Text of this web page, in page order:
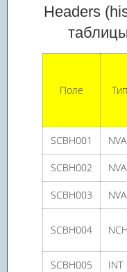
Headers
Поле
SCBH001
SCBH002
SCBH003
SCBH004
SCBH005 INT